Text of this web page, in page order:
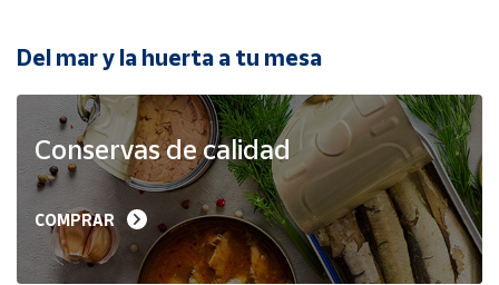
de Correos
Market
Productos
Solidarios
Ayuda
Del mar y la huerta a tu mesa
Conservas de calidad
COMPRAR